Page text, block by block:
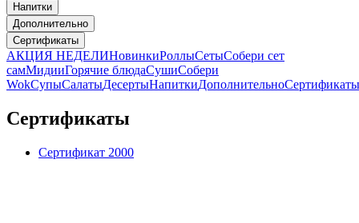
Напитки
Дополнительно
Сертификаты
АКЦИЯ НЕДЕЛИНовинкиРоллыСетыСобери сет
самМидииГорячие блюдаСушиСобери
WokСупыСалатыДесертыНапиткиДополнительноСертификаты
Сертификаты
Сертификат 2000